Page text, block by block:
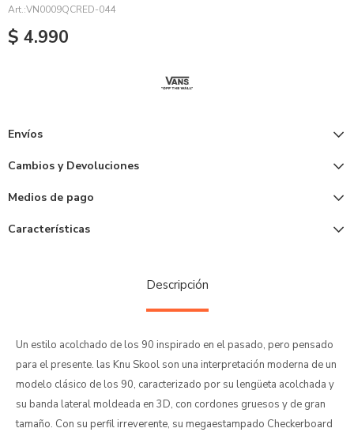
VN0009QCRED-044
$ 4.990
Envíos
Cambios y Devoluciones
Medios de pago
Características
Descripción
Un estilo acolchado de los 90 inspirado en el pasado, pero pensado
para el presente. las Knu Skool son una interpretación moderna de un
modelo clásico de los 90, caracterizado por su lengüeta acolchada y
su banda lateral moldeada en 3D, con cordones gruesos y de gran
tamaño. Con su perfil irreverente, su megaestampado Checkerboard